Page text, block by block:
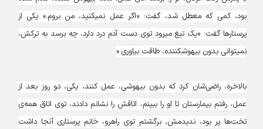
بود، کمی که معطل شد، گفت: «اگر عمل نمی‎کنید، من بروم.» یکی از
پرستارها گفت: «یک تیغ می‎رود توی دست آدم درد دارد، چه برسد به ترکش،
نمی‎توانی بدون بیهوش‎کننده، طاقت بیاوری.»
بالاخره، راضی‌شان کرد که بدون بیهوشی، عمل کنند، یکی، دو روز بعد از
عمل، رفتم بیمارستان تا او را ببینم، اتاقش را نشانم دادند، توی اتاق همه‌ی
تخت‌ها پر بود، ندیدمش، برگشتم توی راهرو، خانم پرستاری آنجا داشت